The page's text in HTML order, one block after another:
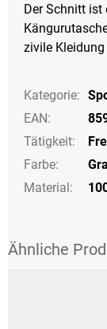
Der Schnitt ist
zivile
Kategorie:
EAN:
Tätigkeit:
Farbe:
Material: